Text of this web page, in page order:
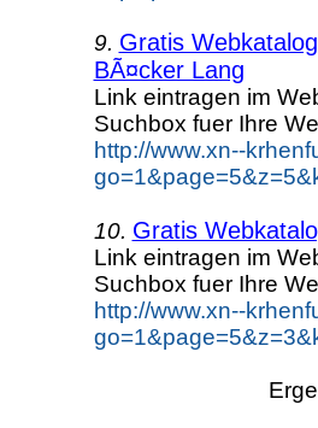
9. Gratis
BÃ¤cker Lang
Link eintragen im
Suchbox fuer Ihre
http://www.xn--
10. Gratis
Link eintragen im
Suchbox fuer Ihre
http://www.xn--